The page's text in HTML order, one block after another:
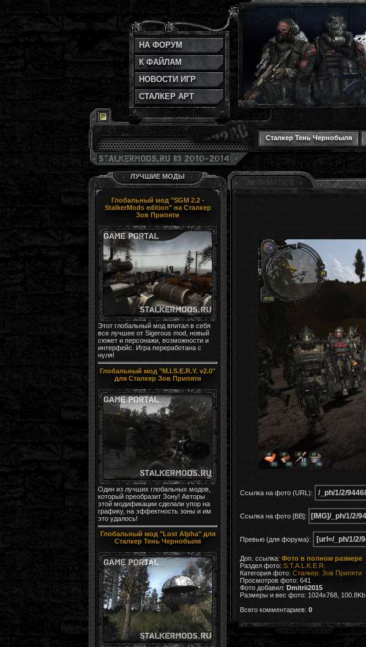
НА ФОРУМ
К ФАЙЛАМ
НОВОСТИ ИГР
СТАЛКЕР АРТ
Сталкер Тень Чернобыля
ЛУЧШИЕ МОДЫ
Глобальный мод "SGM 2.2 -
StalkerMods edition" на Сталкер
Зов Припяти
Этот глобальный мод впитал в себя
все лучшее от Sigerous mod, новый
сюжет и персонажи, возможности и
интерфейс. Игра переработана с
нуля!
Глобальный мод "M.I.S.E.R.Y. v2.0"
для Сталкер Зов Припяти
Один из лучших глобальных модов,
который преобразит Зону! Авторы
этой модификации сделали упор на
графику, на эффектность зоны и им
это удалось!
Глобальный мод "Lost Alpha" для
Сталкер Тень Чернобыля
Ссылка на фото (URL):
Ссылка на фото [BB]:
Превью (для форума):
Доп. ссылка: Фото в полном размере
Раздел фото: S.T.A.L.K.E.R.
Категория фото: Сталкер: Зов Припяти
Просмотров фото: 641
Фото добавил: Dmitrii2015
Размеры и вес фото: 1024x768, 100.8Kb
Всего комментариев: 0